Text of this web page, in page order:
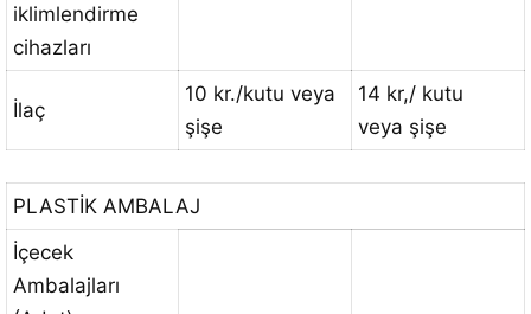
iklimlendirme
cihazları
İlaç
10 kr./kutu veya
şişe
14 kr,/ kutu
veya şişe
PLASTİK AMBALAJ
İçecek
Ambalajları